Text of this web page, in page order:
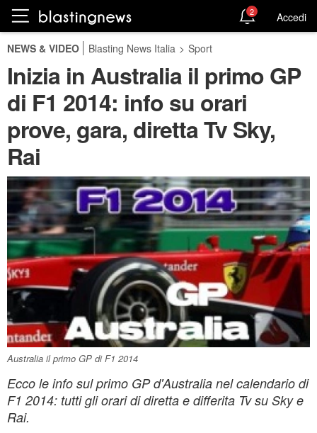
2 Accedi
NEWS & VIDEO Blasting News Italia > Sport
Inizia in Australia il primo GP
di F1 2014: info su orari
prove, gara, diretta Tv Sky,
Rai
Australia il primo GP di F1 2014
Ecco le info sul primo GP d'Australia nel calendario di
F1 2014: tutti gli orari di diretta e differita Tv su Sky e
Rai.